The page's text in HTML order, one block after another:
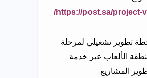
https://post.sa/project-
تطوير تشغيلي لمرحلة
الألعاب عبر خدمة
المشاريع